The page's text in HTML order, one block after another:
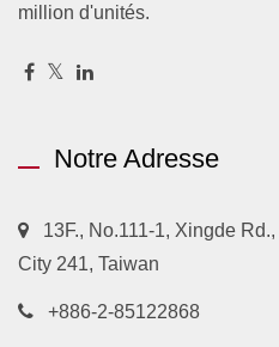
million d'unités.
Notre Adresse
13F., No.111-1, Xingde
City 241, Taiwan
+886-2-85122868